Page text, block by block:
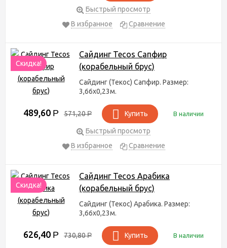
Быстрый просмотр
В избранное
Сравнение
Скидка!
Сайдинг Tecos Сапфир
(корабельный брус)
Сайдинг (Текос) Сапфир. Размер:
3,66х0,23м.
489,60 Р 571,20Р Купить В наличии
Быстрый просмотр
В избранное
Сравнение
Скидка!
Сайдинг Tecos Арабика
(корабельный брус)
Сайдинг (Текос) Арабика. Размер:
3,66х0,23м.
626,40 Р 730,80Р Купить В наличии